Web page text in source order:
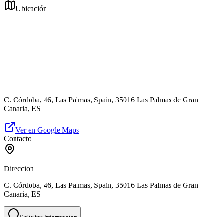
Ubicación
C. Córdoba, 46, Las Palmas, Spain, 35016 Las Palmas de Gran
Canaria, ES
Ver en Google Maps
Contacto
Direccion
C. Córdoba, 46, Las Palmas, Spain, 35016 Las Palmas de Gran
Canaria, ES